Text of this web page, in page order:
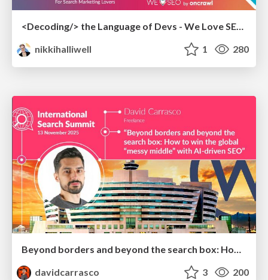
nikkihalliwell
1 280
Beyond borders and beyond the search box: How to win the global "messy middle" with AI-driven SEO
davidcarrasco
3 200